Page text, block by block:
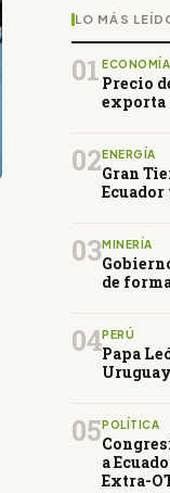
LO MÁS
01 ECONOMÍA
Precio
exporta
02 ENERGÍA
Gran
03MINERÍA
de
04PERÚ
Papa
05 POLÍTICA
a
Extra-